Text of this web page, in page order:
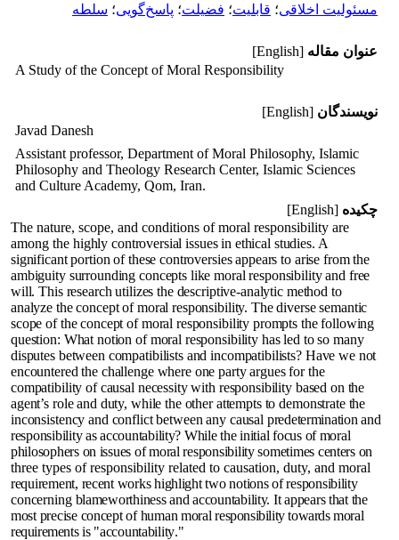
مسئولیت اخلاقی؛ قابلیت؛ فضیلت؛ پاسخ‌گویی؛ سلطه
عنوان مقاله [English]
A Study of the Concept of Moral Responsibility
نویسندگان [English]
Javad Danesh
Assistant professor, Department of Moral Philosophy, Islamic
Philosophy and Theology Research Center, Islamic Sciences
and Culture Academy, Qom, Iran.
چکیده [English]
The nature, scope, and conditions of moral responsibility are
among the highly controversial issues in ethical studies. A
significant portion of these controversies appears to arise from the
ambiguity surrounding concepts like moral responsibility and free
will. This research utilizes the descriptive-analytic method to
analyze the concept of moral responsibility. The diverse semantic
scope of the concept of moral responsibility prompts the following
question: What notion of moral responsibility has led to so many
disputes between compatibilists and incompatibilists? Have we not
encountered the challenge where one party argues for the
compatibility of causal necessity with responsibility based on the
agent’s role and duty, while the other attempts to demonstrate the
inconsistency and conflict between any causal predetermination and
responsibility as accountability? While the initial focus of moral
philosophers on issues of moral responsibility sometimes centers on
three types of responsibility related to causation, duty, and moral
requirement, recent works highlight two notions of responsibility
concerning blameworthiness and accountability. It appears that the
most precise concept of human moralresponsibility towards moral
requirementsis "accountability."